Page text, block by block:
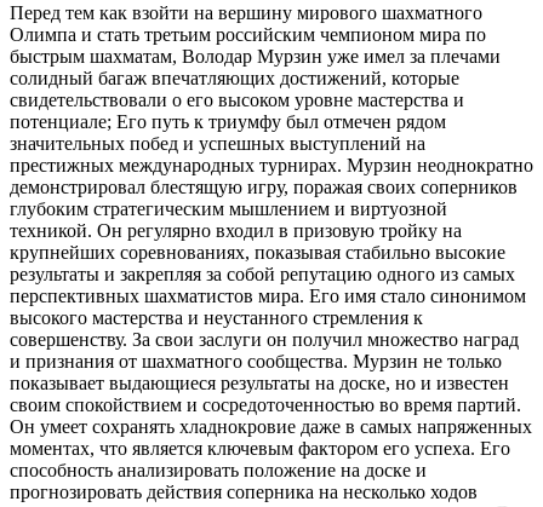
Перед тем как взойти на вершину мирового шахматного
Олимпа и стать третьим российским чемпионом мира по
быстрым шахматам, Володар Мурзин уже имел за плечами
солидный багаж впечатляющих достижений, которые
свидетельствовали о его высоком уровне мастерства и
потенциале; Его путь к триумфу был отмечен рядом
значительных побед и успешных выступлений на
престижных международных турнирах. Мурзин неоднократно
демонстрировал блестящую игру, поражая своих соперников
глубоким стратегическим мышлением и виртуозной
техникой. Он регулярно входил в призовую тройку на
крупнейших соревнованиях, показывая стабильно высокие
результаты и закрепляя за собой репутацию одного из самых
перспективных шахматистов мира. Его имя стало синонимом
высокого мастерства и неустанного стремления к
совершенству. За свои заслуги он получил множество наград
и признания от шахматного сообщества. Мурзин не только
показывает выдающиеся результаты на доске, но и известен
своим спокойствием и сосредоточенностью во время партий.
Он умеет сохранять хладнокровие даже в самых напряженных
моментах, что является ключевым фактором его успеха. Его
способность анализировать положение на доске и
прогнозировать действия соперника на несколько ходов